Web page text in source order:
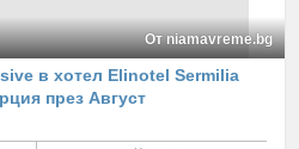
От niamavreme.bg
в хотел Elinotel Sermilia
през Август